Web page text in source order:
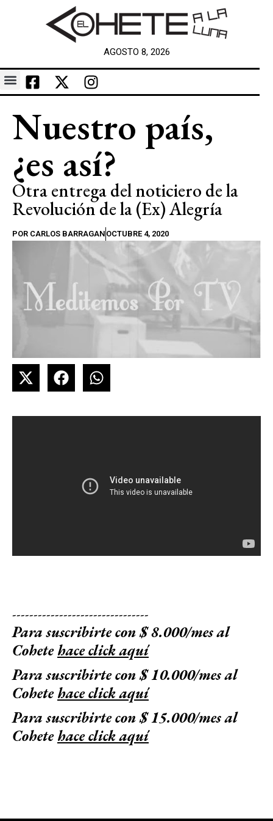
AGOSTO 8, 2026
Nuestro país,
¿es así?
Otra entrega del noticiero de la
Revolución de la (Ex) Alegría
POR CARLOS BARRAGAN OCTUBRE 4, 2020
--------------------------------
Para suscribirte con $ 8.000/mes al
Cohetehace click aquí
Para suscribirte con $ 10.000/mes al
Cohetehace click aquí
Para suscribirte con $ 15.000/mes al
Cohetehace click aquí